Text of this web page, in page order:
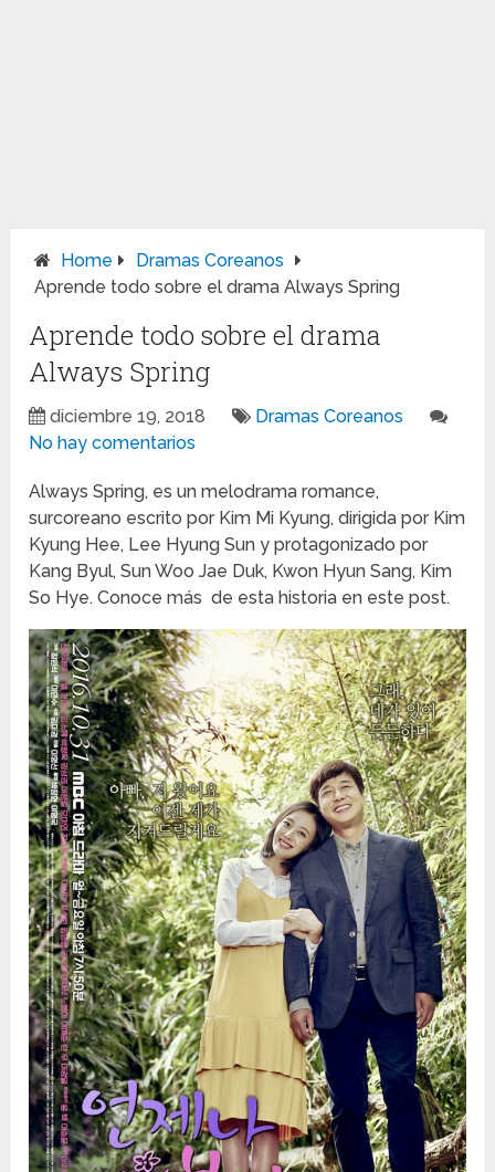
Home
Dramas Coreanos
Aprende todo sobre el drama Always Spring
Aprende todo sobre el drama
Always Spring
diciembre 19, 2018
Dramas Coreanos
No hay comentarios
Always Spring, es un melodrama romance,
surcoreano escrito por Kim Mi Kyung, dirigida por Kim
Kyung Hee, Lee Hyung Sun y protagonizado por
Kang Byul, Sun Woo Jae Duk, Kwon Hyun Sang, Kim
So Hye. Conoce más de esta historia en este post.